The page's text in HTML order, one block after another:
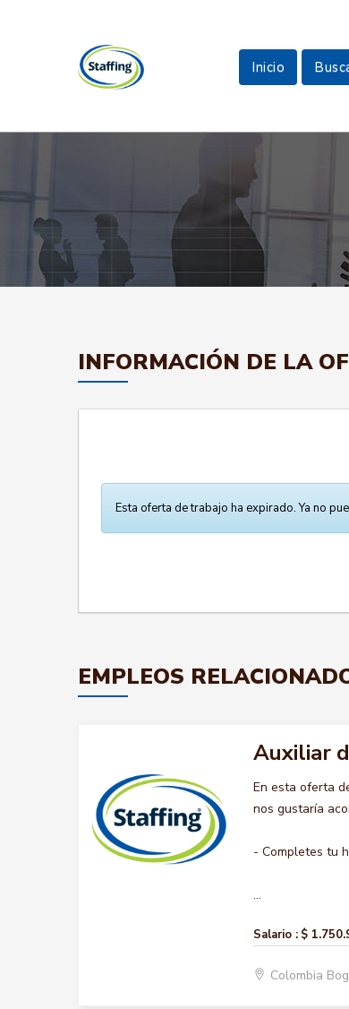
Inicio
INFORMACIÓN DE LA
Esta oferta de trabajo ha expirado. Ya no
EMPLEOS
Auxiliar
En esta oferta
nos gustaría
- Completes tu
...
Salario : $
Colombia